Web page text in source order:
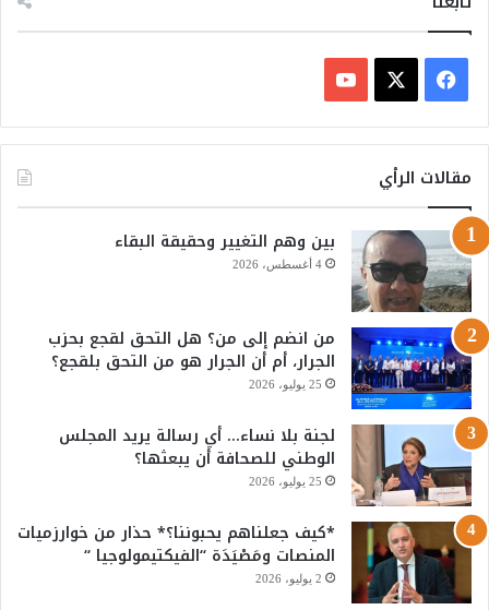
ي
ب
و
ك
X
Y
u
T
b
e
مقالات الرأي
بين وهم التغيير وحقيقة البقاء
4 أغسطس، 2026
من انضم إلى من؟ هل التحق لقجع بحزب
الجرار، أم أن الجرار هو من التحق بلقجع؟
25 يوليو، 2026
لجنة بلا نساء… أي رسالة يريد المجلس
الوطني للصحافة أن يبعثها؟
25 يوليو، 2026
*كيف جعلناهم يحبوننا؟* حذار من خوارزميات
المنصات ومَصْيَدَة “الفيكتيمولوجيا “
2 يوليو، 2026